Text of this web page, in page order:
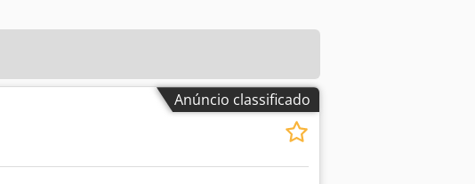
Anúncio classificado